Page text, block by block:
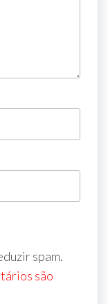
spam.
são